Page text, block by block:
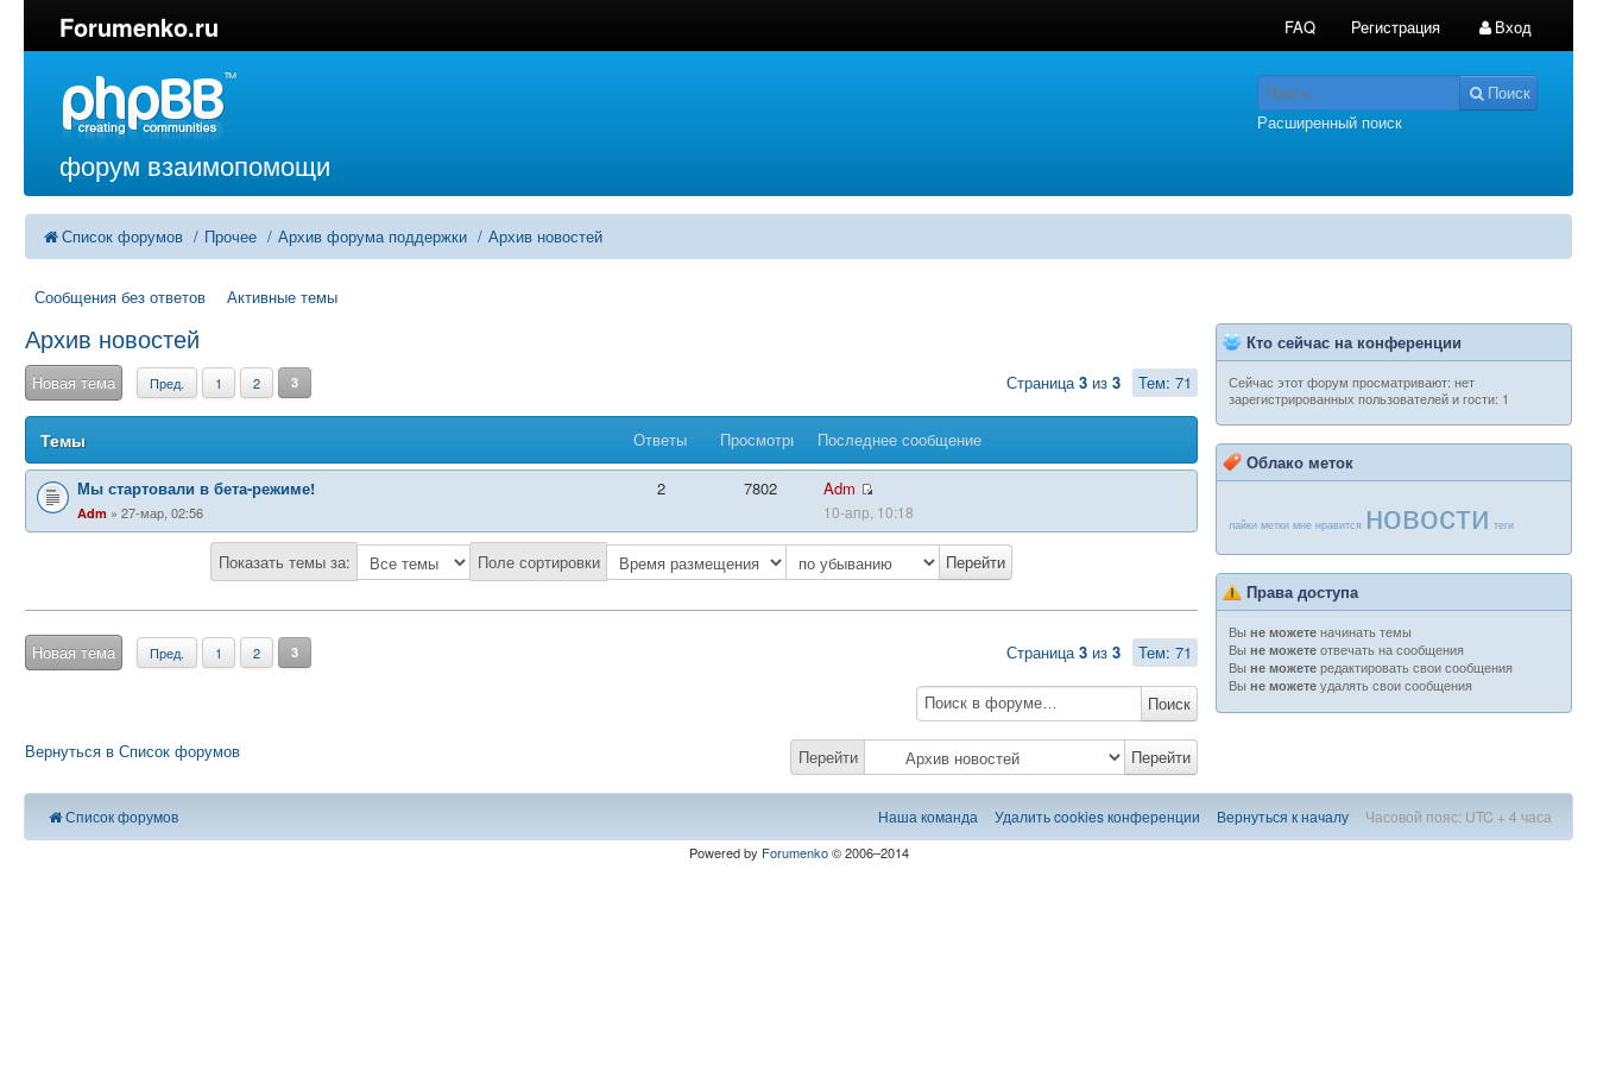
Forumenko.ru FAQ Регистрация Вход
форум взаимопомощи
Поиск
Расширенный поиск
Список форумов Прочее Архив форума поддержки Архив новостей
Сообщения без ответов Активные темы
Архив новостей
Новая тема Тем: 71
Пред. 1 2 3 Страница3 из 3
Темы Ответы Просмотры Последнее сообщение
Мы стартовали в бета-режиме!
Adm 27-мар, 02:56
2 7802 Adm
10-апр, 10:18
Показать темы за: Поле сортировки
Новая тема Тем: 71
Пред. 1 2 3 Страница3 из 3
Поиск
Вернуться в Список форумов Перейти Перейти
Кто сейчас на конференции
Сейчас этот форум просматривают: нет
зарегистрированных пользователей и гости: 1
Облако меток
лайки метки мне нравится новости теги
Права доступа
Вы не можете начинать темы
Вы не можете отвечать на сообщения
Вы не можете редактировать свои сообщения
Вы не можете удалять свои сообщения
Список форумов Наша команда Удалить cookies конференции Вернуться к началу Часовой пояс: UTC + 4 часа
Powered by Forumenko© 2006–2014